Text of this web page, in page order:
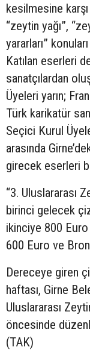
kesilmesine
“zeytin yağı”,
yararları”
Katılan eserleri
sanatçılardan
Üyeleri yarın;
Türk karikatür
Seçici Kurul
arasında
girecek eserleri
“3. Uluslararası
birinci gelecek
ikinciye 800
600 Euro ve
Dereceye giren
haftası, Girne
Uluslararası
öncesinde
(TAK)